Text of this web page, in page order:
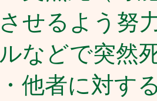
させるよう努
ルなどで突然
・他者に対す